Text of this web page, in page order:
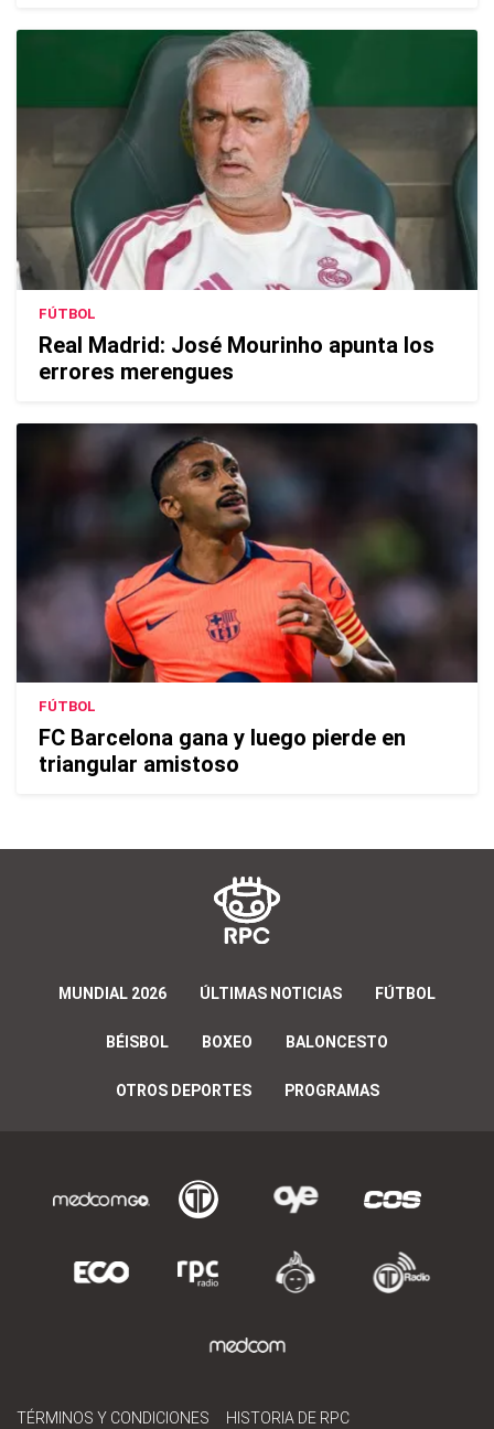
FÚTBOL
Real Madrid: José Mourinho apunta los
errores merengues
FÚTBOL
FC Barcelona gana y luego pierde en
triangular amistoso
MUNDIAL 2026 ÚLTIMAS NOTICIAS FÚTBOL
BÉISBOL BOXEO BALONCESTO
OTROS DEPORTES PROGRAMAS
TÉRMINOS Y CONDICIONES HISTORIA DE RPC